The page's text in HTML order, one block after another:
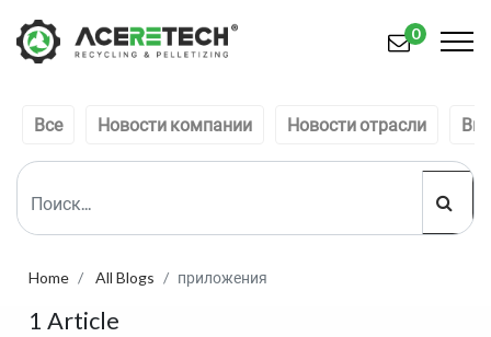
Продукция
Решения
Поддерживать
О предприятии
0
Все Новости компании Новости отрасли
Home All Blogs приложения
1 Article